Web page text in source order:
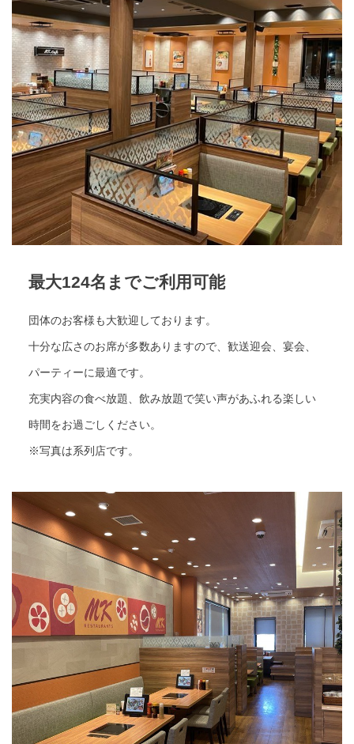
最大124名までご利用可能
団体のお客様も大歓迎しております。
十分な広さのお席が多数ありますので、歓送迎会、宴会、
パーティーに最適です。
充実内容の食べ放題、飲み放題で笑い声があふれる楽しい
時間をお過ごしください。
※写真は系列店です。